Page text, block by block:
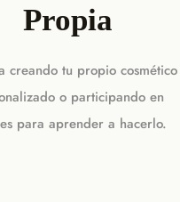
Propia
creando tu propio cosmético
o participando en
para aprender a hacerlo.